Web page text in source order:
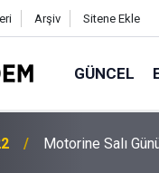
Arşiv Sitene Ekle
GÜNCEL
Neşet Ertaş’a
Sorusunun